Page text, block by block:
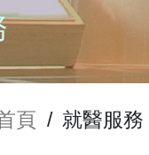
頁 / 就醫服務